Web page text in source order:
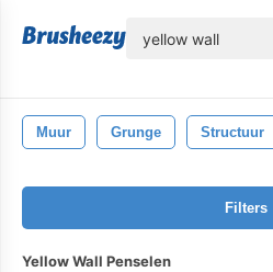
Muur Grunge Structuur
Filters
Yellow Wall Penselen